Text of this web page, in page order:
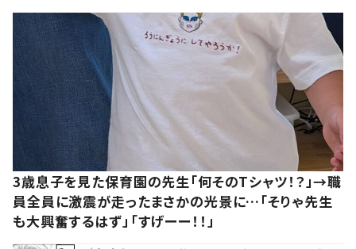
3歳息子を見た保育園の先生「何そのTシャツ！？」→職
員全員に激震が走ったまさかの光景に…「そりゃ先生
も大興奮するはず」「すげーー！！」